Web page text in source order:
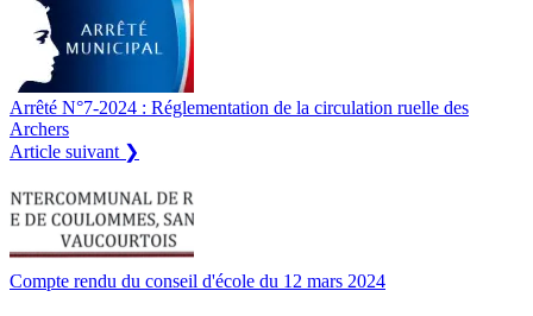
Arrêté N°7-2024 : Réglementation de la circulation ruelle des
Archers
Article suivant ❯
Compte rendu du conseil d'école du 12 mars 2024